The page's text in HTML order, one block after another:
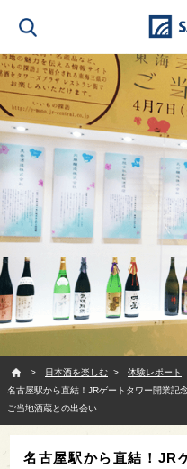
日本酒を楽しむ
体験レポート
名古屋駅から直結！JRゲートタワー開業記
ご当地酒蔵との出会い
名古屋駅から直結！JR